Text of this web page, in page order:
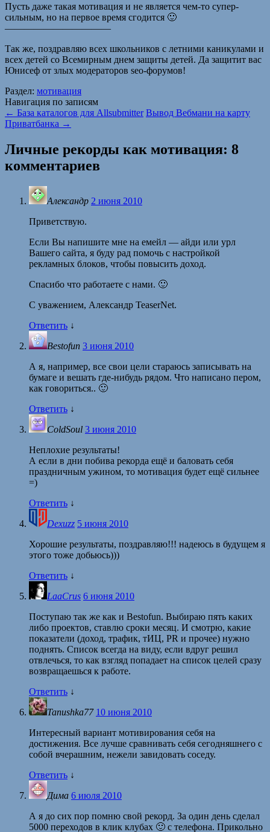
Пусть даже такая мотивация и не является чем-то супер-
сильным, но на первое время сгодится 🙂
———————————
Так же, поздравляю всех школьников с летними каникулами и
всех детей со Всемирным днем защиты детей. Да защитит вас
Юнисеф от злых модераторов seo-форумов!
Раздел: мотивация
Навигация по записям
← База каталогов для Allsubmitter Вывод Вебмани на карту
Приватбанка →
Личные рекорды как мотивация: 8
комментариев
Александр 2 июня 2010
Приветствую.
Если Вы напишите мне на емейл — айди или урл
Вашего сайта, я буду рад помочь с настройкой
рекламных блоков, чтобы повысить доход.
Спасибо что работаете с нами. 🙂
С уважением, Александр TeaserNet.
Ответить ↓
Bestofun 3 июня 2010
А я, например, все свои цели стараюсь записывать на
бумаге и вешать где-нибудь рядом. Что написано пером,
как говориться.. 🙂
Ответить ↓
ColdSoul 3 июня 2010
Неплохие результаты!
А если в дни побива рекорда ещё и баловать себя
праздничным ужином, то мотивация будет ещё сильнее
=)
Ответить ↓
Dexuzz 5 июня 2010
Хорошие результаты, поздравляю!!! надеюсь в будущем я
этого тоже добьюсь)))
Ответить ↓
LaaCrus 6 июня 2010
Поступаю так же как и Bestofun. Выбираю пять каких
либо проектов, ставлю сроки месяц. И смотрю, какие
показатели (доход, трафик, тИЦ, PR и прочее) нужно
поднять. Список всегда на виду, если вдруг решил
отвлечься, то как взгляд попадает на список целей сразу
возвращаешься к работе.
Ответить ↓
Tanushka77 10 июня 2010
Интересный вариант мотивирования себя на
достижения. Все лучше сравнивать себя сегодняшнего с
собой вчерашним, нежели завидовать соседу.
Ответить ↓
Дима 6 июля 2010
А я до сих пор помню свой рекорд. За один день сделал
5000 переходов в клик клубах 🙂 с телефона. Прикольно